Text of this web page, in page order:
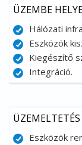
ÜZEMBE
Hálózati
Eszközök
Kiegészítő
Integráció.
ÜZEMELTETÉS
Eszközök